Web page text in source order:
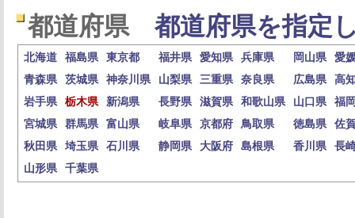
都道府県 都道府県を指定
北海道 福島県 東京都 福井県 愛知県 兵庫県 岡山県
愛
青森県
茨城県 神奈川県 山梨県 三重県 奈良県 広島県
高
岩手県
栃木県 新潟県 長野県 滋賀県 和歌山県 山口県
福
宮城県
群馬県 富山県 岐阜県 京都府 鳥取県 徳島県
佐
秋田県
埼玉県 石川県 静岡県 大阪府 島根県 香川県
長
山形県
千葉県